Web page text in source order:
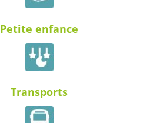
Petite enfance
Transports